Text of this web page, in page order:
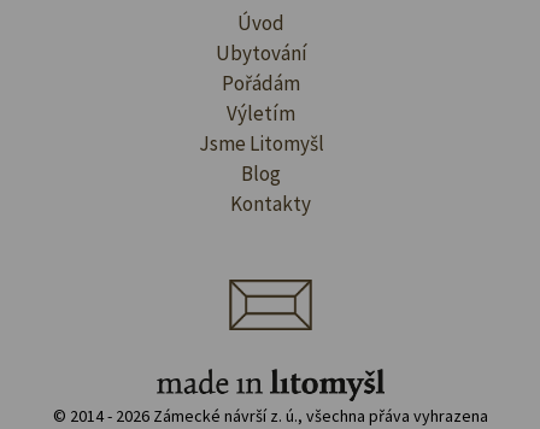
Úvod
Ubytování
Pořádám
Výletím
Jsme Litomyšl
Blog
Kontakty
© 2014 - 2026 Zámecké návrší z. ú., všechna přáva vyhrazena